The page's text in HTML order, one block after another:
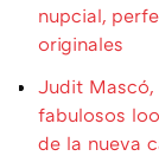
nupcial,
originales
Judit Mascó,
fabulosos
de la nueva